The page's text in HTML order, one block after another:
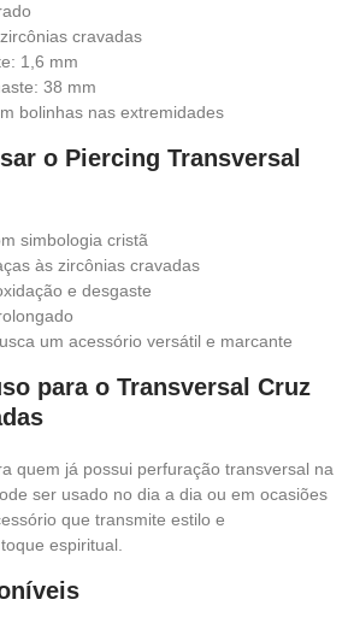
cravadas
1,6 mm
38 mm
bolinhas nas extremidades
o Piercing Transversal
simbologia cristã
às zircônias cravadas
e desgaste
um acessório versátil e marcante
para o Transversal Cruz
quem já possui perfuração transversal na
ser usado no dia a dia ou em ocasiões
que transmite estilo e
espiritual.